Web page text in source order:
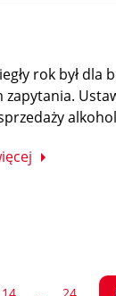
rok był
zapytania.